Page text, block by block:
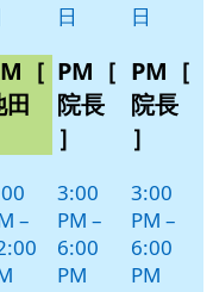
［
田
–
日
PM［
院長
］
3:00
PM –
6:00
PM
日
PM［
院長
］
3:00
PM –
6:00
PM